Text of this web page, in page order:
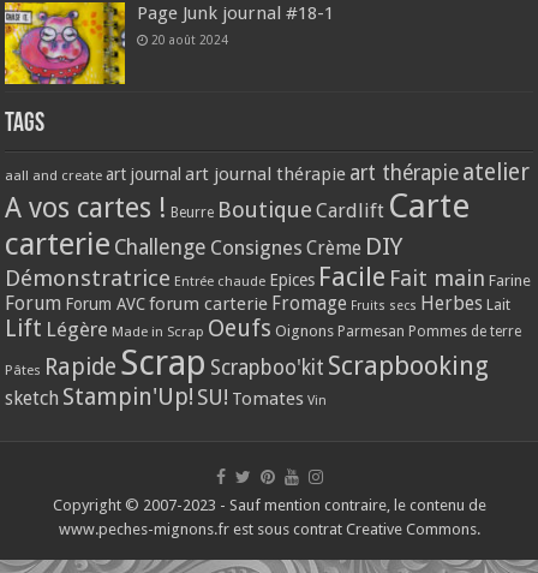
Page Junk journal #18-1
20 août 2024
Tags
aall and create art journal art journal thérapie art thérapie atelier
A vos cartes ! Beurre Boutique Cardlift Carte
carterie Challenge Consignes Crème DIY
Démonstratrice Entrée chaude Epices Facile Fait main Farine
Forum Forum AVC forum carterie Fromage Fruits secs Herbes Lait
Lift Légère Made in Scrap Oeufs Oignons Parmesan Pommes de terre
Pâtes Rapide Scrap Scrapboo'kit Scrapbooking
sketch Stampin'Up! SU! Tomates Vin
Copyright © 2007-2023 - Sauf mention contraire, le contenu de
www.peches-mignons.fr est sous contrat Creative Commons.